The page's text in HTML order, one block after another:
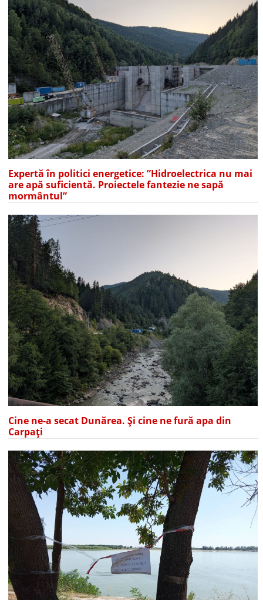
Expertă în politici energetice: ”Hidroelectrica nu mai
are apă suficientă. Proiectele fantezie ne sapă
mormântul”
Cine ne-a secat Dunărea. Și cine ne fură apa din
Carpați